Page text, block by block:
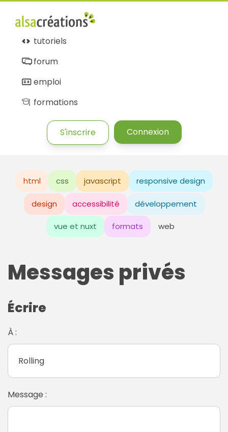
tutoriels
forum
emploi
formations
S'inscrire Connexion
html css javascript responsive design
design accessibilité développement
vue et nuxt formats web
Messages privés
Écrire
À :
Message :